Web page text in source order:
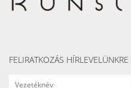
FELIRATKOZÁS HÍRLEVELÜNKRE